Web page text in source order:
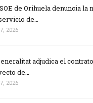
de Orihuela denuncia la
de…
2026
adjudica el
de…
2026